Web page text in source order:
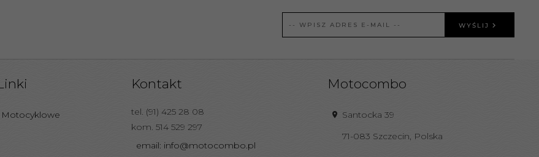
WYŚLIJ
Kontakt
tel. (91) 425 28 08
kom. 514 529 297
email: info@motocombo.pl
Motocombo
Santocka 39
71-083 Szczecin, Polska